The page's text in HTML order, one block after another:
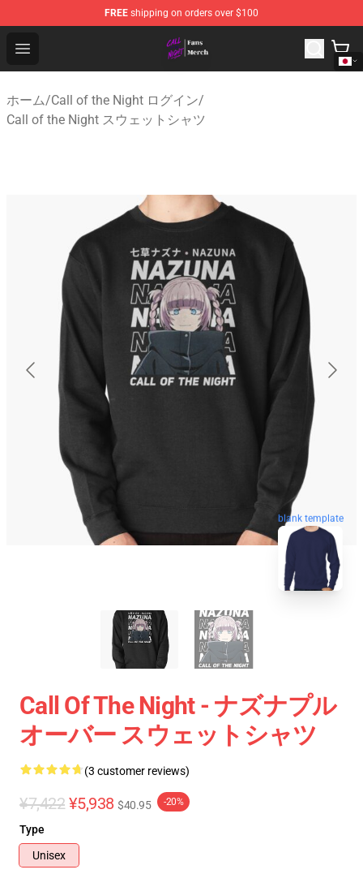
FREE shipping on orders over $100
Open menu
Call of the Night Store - Official Call of the Night
ホーム/Call of the Night ログイン/
Call of the Night スウェットシャツ
blank template
Call Of The Night - ナズナプル
オーバー スウェットシャツ
(3 customer reviews)
¥7,422 ¥5,938 $40.95 -20%
Type
Unisex